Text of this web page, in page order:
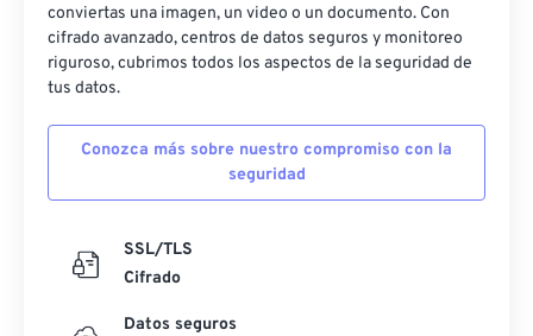
conviertas una imagen, un video o un documento. Con
cifrado avanzado, centros de datos seguros y monitoreo
riguroso, cubrimos todos los aspectos de la seguridad de
tus datos.
Conozca más sobre nuestro compromiso con la
seguridad
SSL/TLS
Cifrado
Datos seguros